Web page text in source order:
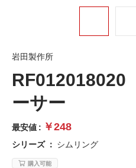
岩田製作所
RF012018020
ーサー
最安値 : ￥248
シリーズ： シムリング
購入可能